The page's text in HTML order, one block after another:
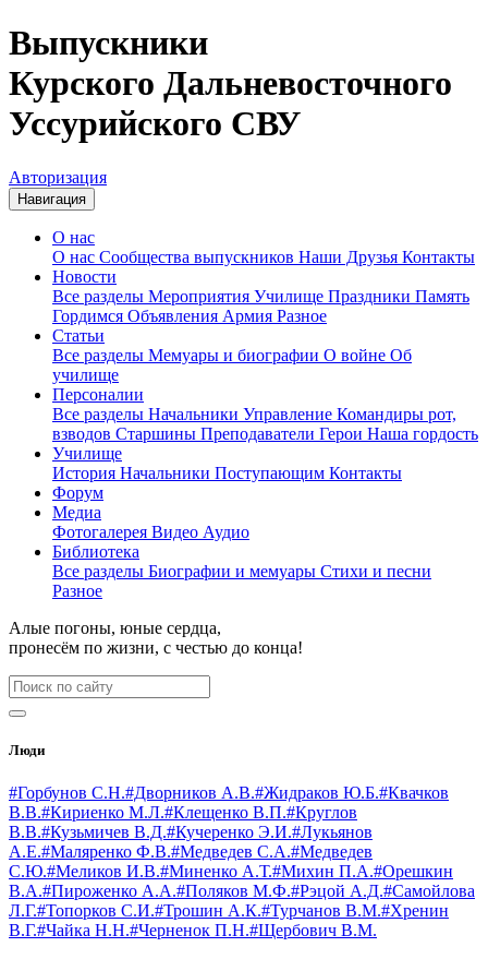
Выпускники
Курского Дальневосточного
Уссурийского СВУ
Авторизация
Навигация
О нас
О нас Сообщества выпускников Наши Друзья Контакты
Новости
Все разделы Мероприятия Училище Праздники Память
Гордимся Объявления Армия Разное
Статьи
Все разделы Мемуары и биографии О войне Об
училище
Персоналии
Все разделы Начальники Управление Командиры рот,
взводов Старшины Преподаватели Герои Наша гордость
Училище
История Начальники Поступающим Контакты
Форум
Медиа
Фотогалерея Видео Аудио
Библиотека
Все разделы Биографии и мемуары Стихи и песни
Разное
Алые погоны, юные сердца,
пронесём по жизни, с честью до конца!
Люди
#Горбунов С.Н.#Дворников А.В.#Жидраков Ю.Б.#Квачков
В.В.#Кириенко М.Л.#Клещенко В.П.#Круглов
В.В.#Кузьмичев В.Д.#Кучеренко Э.И.#Лукьянов
А.Е.#Маляренко Ф.В.#Медведев С.А.#Медведев
С.Ю.#Меликов И.В.#Миненко А.Т.#Михин П.А.#Орешкин
В.А.#Пироженко А.А.#Поляков М.Ф.#Рэцой А.Д.#Самойлова
Л.Г.#Топорков С.И.#Трошин А.К.#Турчанов В.М.#Хренин
В.Г.#Чайка Н.Н.#Черненок П.Н.#Щербович В.М.